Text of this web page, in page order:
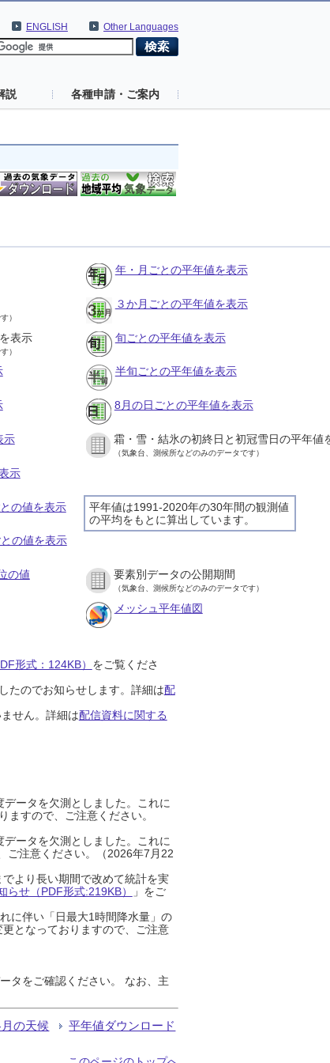
Other Languages
ENGLISH
説 各種申請・ご案内
年・月ごとの平年値を表示
）
３か月ごとの平年値を表示
表示
）
旬ごとの平年値を表示
半旬ごとの平年値を表示
8月の日ごとの平年値を表示
示 霜・雪・結氷の初終日と初冠雪日の平年値
（気象台、測候所などのみのデータです）
示
平年値は1991-2020年の30年間の観測値
の平均をもとに算出しています。
の値を表示
の値を表示
の値 要素別データの公開期間
（気象台、測候所などのみのデータです）
メッシュ平年値図
形式：124KB） をご覧くださ
たのでお知らせします。詳細は配
せん。詳細は配信資料に関する
ータを欠測としました。これに
すので、ご注意ください。
ータを欠測としました。これに
ご注意ください。（2026年7月22
より長い期間で改めて統計を実
らせ（PDF形式:219KB）
」をご
に伴い「日最大1時間降水量」の
となっておりますので、ご注意
タをご確認ください。 なお、主
の天候 平年値ダウンロード